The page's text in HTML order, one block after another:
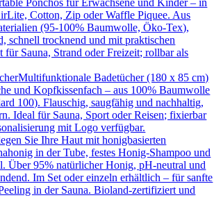
Cotton, Zip oder Waffle Piquee. Aus
(95-100% Baumwolle, Öko-Tex),
schnell trocknend und mit praktischen
für Sauna, Strand oder Freizeit; rollbar als
Multifunktionale Badetücher (180 x 85 cm)
und Kopfkissenfach – aus 100% Baumwolle
100). Flauschig, saugfähig und nachhaltig,
Ideal für Sauna, Sport oder Reisen; fixierbar
mit Logo verfügbar.
Sie Ihre Haut mit honigbasierten
in der Tube, festes Honig-Shampoo und
Über 95% natürlicher Honig, pH-neutral und
Im Set oder einzeln erhältlich – für sanfte
in der Sauna. Bioland-zertifiziert und